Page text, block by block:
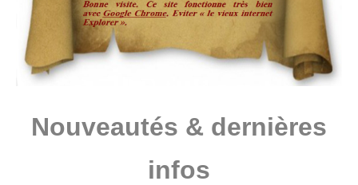
Nouveautés & dernières
infos